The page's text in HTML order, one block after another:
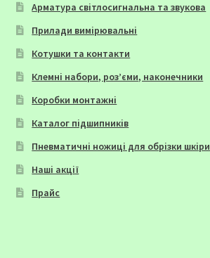
Арматура світлосигнальна та звукова
Прилади вимірювальні
Котушки та контакти
Клемні набори, роз’єми, наконечники
Коробки монтажні
Каталог підшипників
Пневматичні ножиці для обрізки шкіри
Наші акції
Прайс